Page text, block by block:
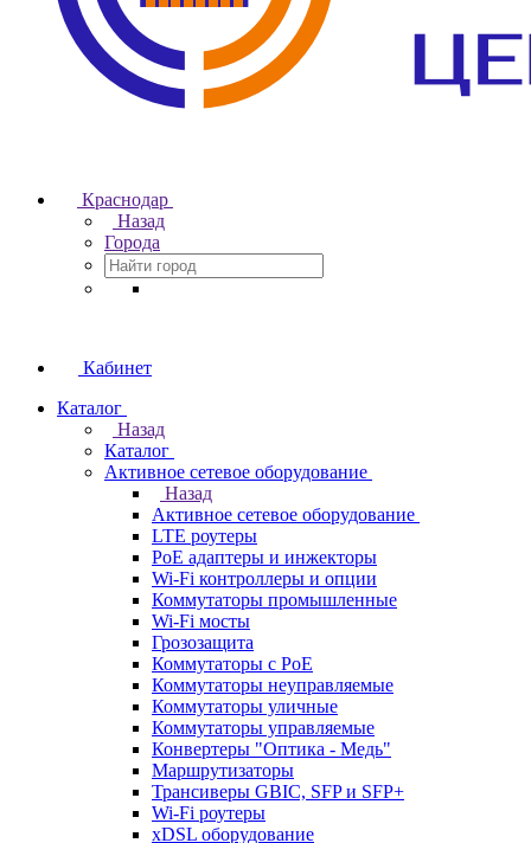
Краснодар
Назад
Города
Кабинет
Каталог
Назад
Каталог
Активное сетевое оборудование
Назад
Активное сетевое оборудование
LTE роутеры
PoE адаптеры и инжекторы
Wi-Fi контроллеры и опции
Коммутаторы промышленные
Wi-Fi мосты
Грозозащита
Коммутаторы c PoE
Коммутаторы неуправляемые
Коммутаторы уличные
Коммутаторы управляемые
Конвертеры "Оптика - Медь"
Маршрутизаторы
Трансиверы GBIC, SFP и SFP+
Wi-Fi роутеры
xDSL оборудование